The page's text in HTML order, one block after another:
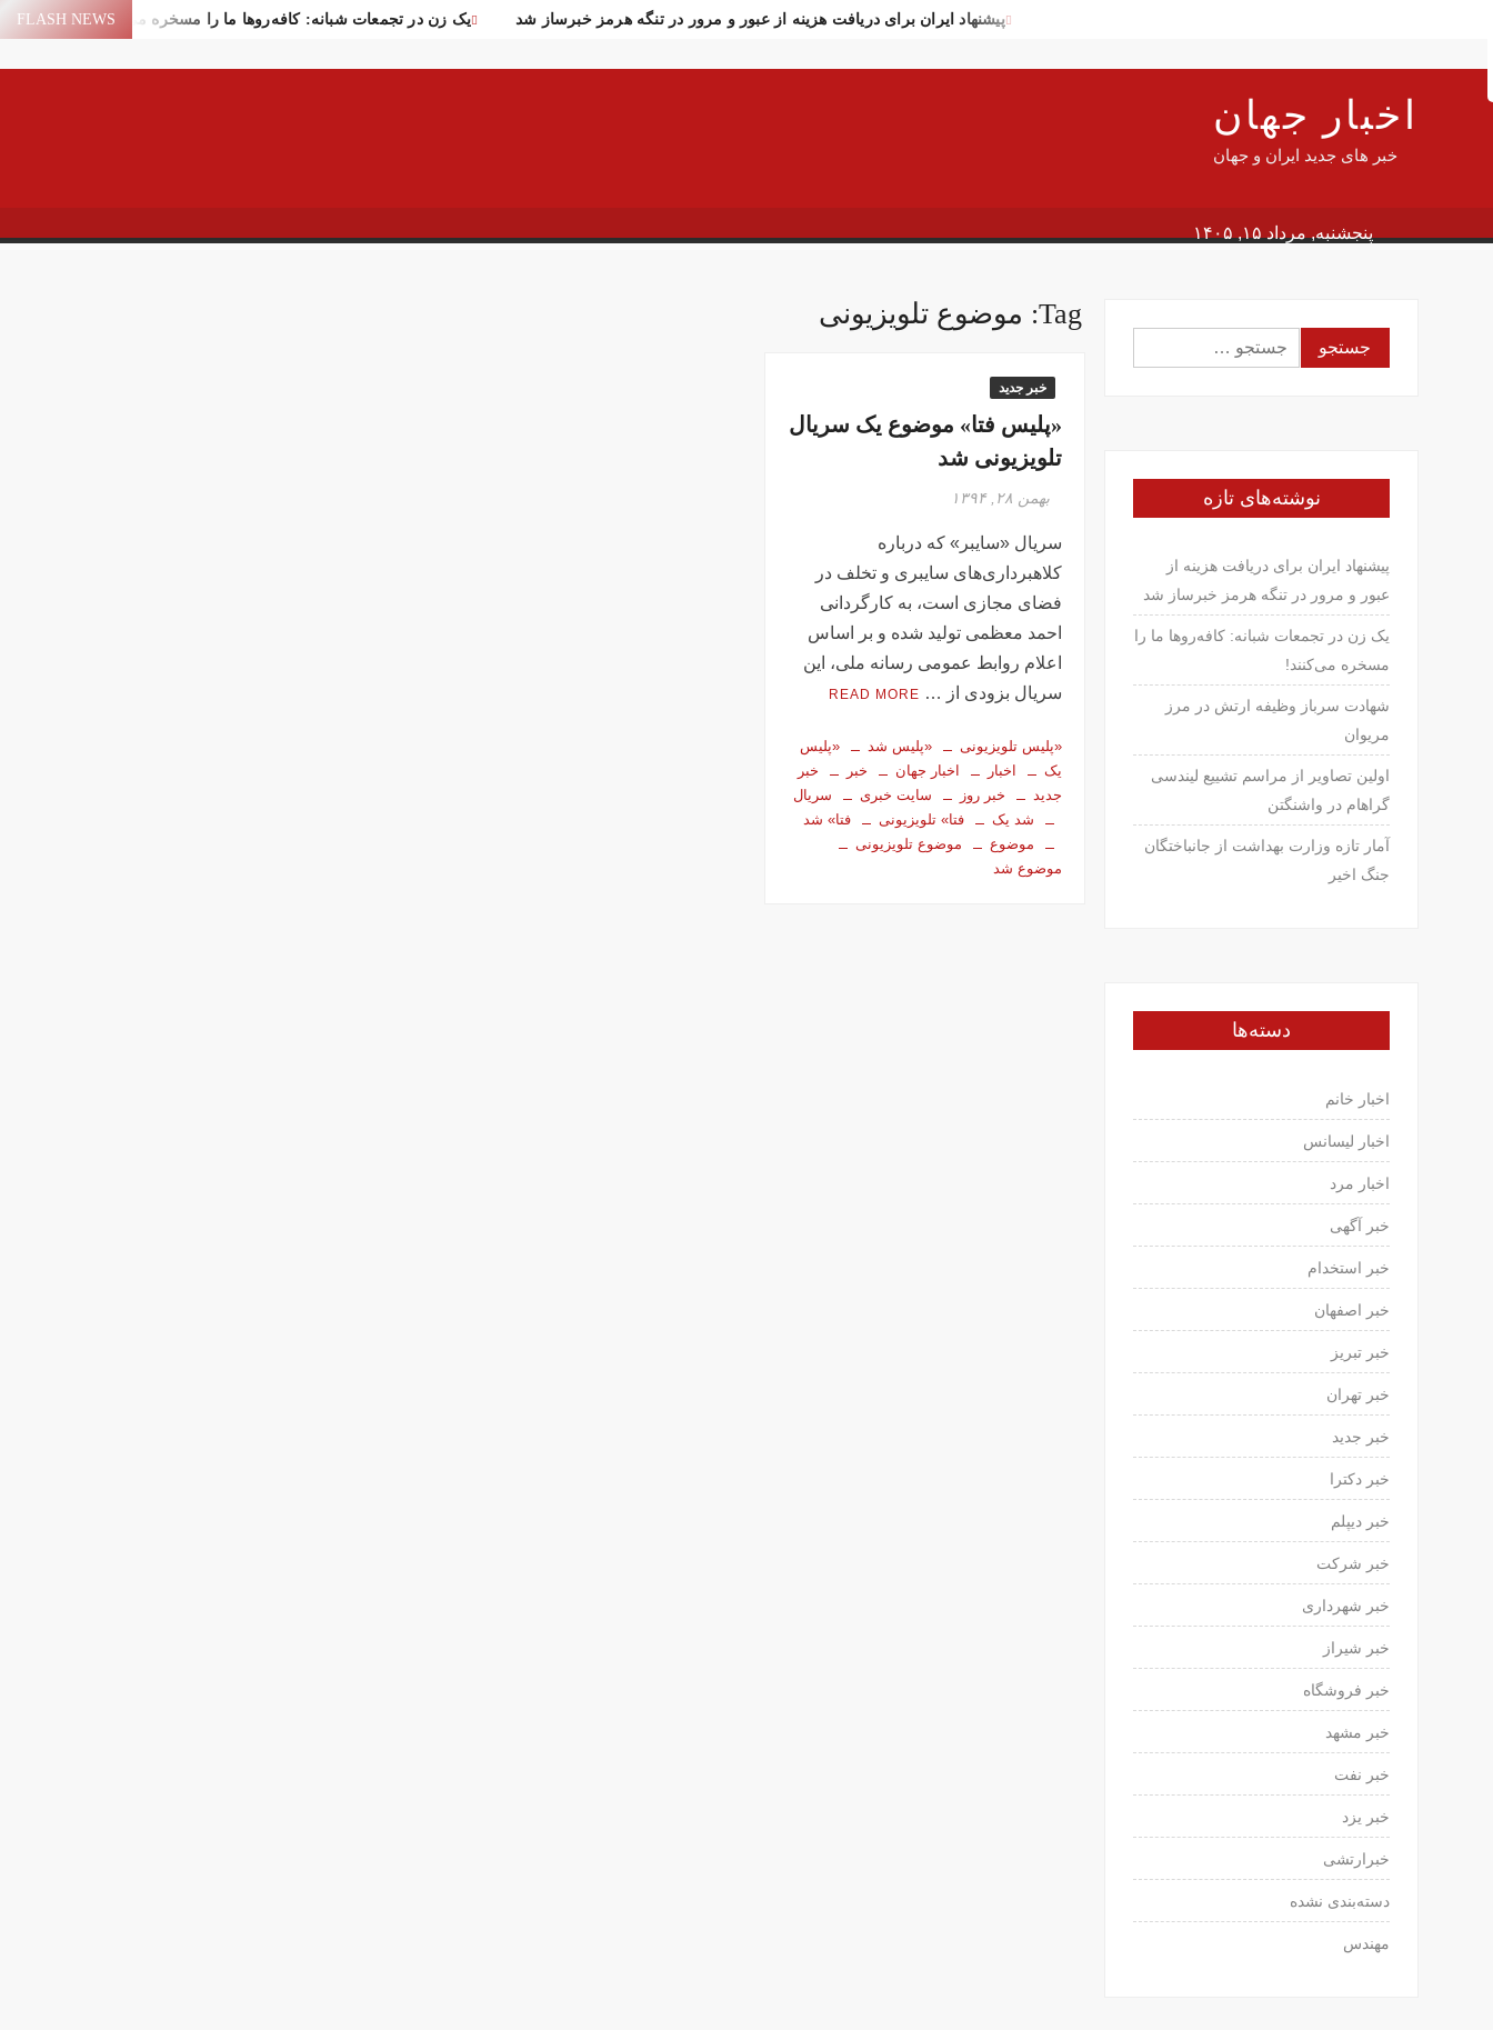
content
FLASH NEWS پیشنهاد ایران برای دریافت هزینه از عبور و مرور در تنگه هرمز خبرساز شد
یک زن در تجمعات شبانه: کافه‌روها ما را مسخره می‌کنند!
وزش باد و غبار رقیق، پدیده غالب هوای کرمانشاه است
در ساعات اخیر اینترنت برخی مردم قطع شد
اخبار جهان
خبر های جدید ایران و جهان
پنجشنبه, مرداد ۱۵, ۱۴۰۵
Tag: موضوع تلویزیونی
خبر جدید
«پلیس فتا» موضوع یک سریال
تلویزیونی شد
بهمن ۲۸, ۱۳۹۴
سریال «سایبر» که درباره
کلاهبردار‌ی‌های سایبری و تخلف در
فضای مجازی است، به کارگردانی
احمد معظمی تولید شده و بر اساس
اعلام روابط عمومی رسانه ملی، این
سریال بزودی از … READ MORE
«پلیس تلویزیونی «پلیس شد
«پلیس
یک
اخبار اخبار جهان خبر
خبر
جدید
خبر روز سایت خبری
سریال
شد یک
فتا» تلویزیونی
فتا» شد
موضوع
موضوع تلویزیونی
موضوع شد
جستجو
برای:
نوشته‌های تازه
پیشنهاد ایران برای دریافت هزینه از
عبور و مرور در تنگه هرمز خبرساز شد
یک زن در تجمعات شبانه: کافه‌روها ما را
مسخره می‌کنند!
شهادت سرباز وظیفه ارتش در مرز
مریوان
اولین تصاویر از مراسم تشییع لیندسی
گراهام در واشنگتن
آمار تازه وزارت بهداشت از جانباختگان
جنگ اخیر
دسته‌ها
اخبار خانم
اخبار لیسانس
اخبار مرد
خبر آگهی
خبر استخدام
خبر اصفهان
خبر تبریز
خبر تهران
خبر جدید
خبر دکترا
خبر دیپلم
خبر شرکت
خبر شهرداری
خبر شیراز
خبر فروشگاه
خبر مشهد
خبر نفت
خبر یزد
خبرارتشی
دسته‌بندی نشده
مهندس